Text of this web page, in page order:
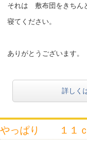
それは 敷布団をきちん
寝てください。
ありがとうございます。
詳しく
やっぱり １１ｃ